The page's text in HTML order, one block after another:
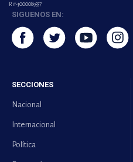
Rif-j000089337
SIGUENOS EN:
SECCIONES
Nacional
Internacional
Política